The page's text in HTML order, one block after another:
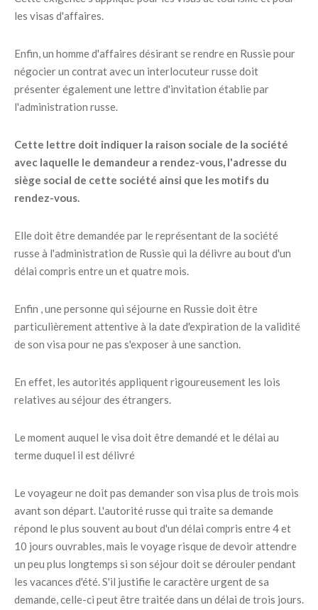
les visas d'affaires.
Enfin, un homme d'affaires désirant se rendre en Russie pour
négocier un contrat avec un interlocuteur russe doit
présenter également une lettre d'invitation établie par
l'administration russe.
Cette lettre doit indiquer la raison sociale de la société
avec laquelle le demandeur a rendez-vous, l'adresse du
siège social de cette société ainsi que les motifs du
rendez-vous.
Elle doit être demandée par le représentant de la société
russe à l'administration de Russie qui la délivre au bout d'un
délai compris entre un et quatre mois.
Enfin , une personne qui séjourne en Russie doit être
particulièrement attentive à la date d'expiration de la validité
de son visa pour ne pas s'exposer à une sanction.
En effet, les autorités appliquent rigoureusement les lois
relatives au séjour des étrangers.
Le moment auquel le visa doit être demandé et le délai au
terme duquel il est délivré
Le voyageur ne doit pas demander son visa plus de trois mois
avant son départ. L'autorité russe qui traite sa demande
répond le plus souvent au bout d'un délai compris entre 4 et
10 jours ouvrables, mais le voyage risque de devoir attendre
un peu plus longtemps si son séjour doit se dérouler pendant
les vacances d'été. S'il justifie le caractère urgent de sa
demande, celle-ci peut être traitée dans un délai de trois jours.